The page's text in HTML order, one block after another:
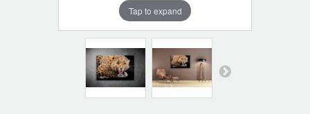
Tap to expand